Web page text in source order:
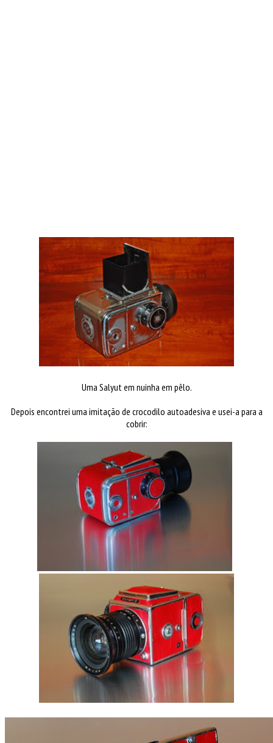
Uma Salyut em nuinha em pêlo.
Depois encontrei uma imitação de crocodilo autoadesiva e usei-a para a
cobrir: